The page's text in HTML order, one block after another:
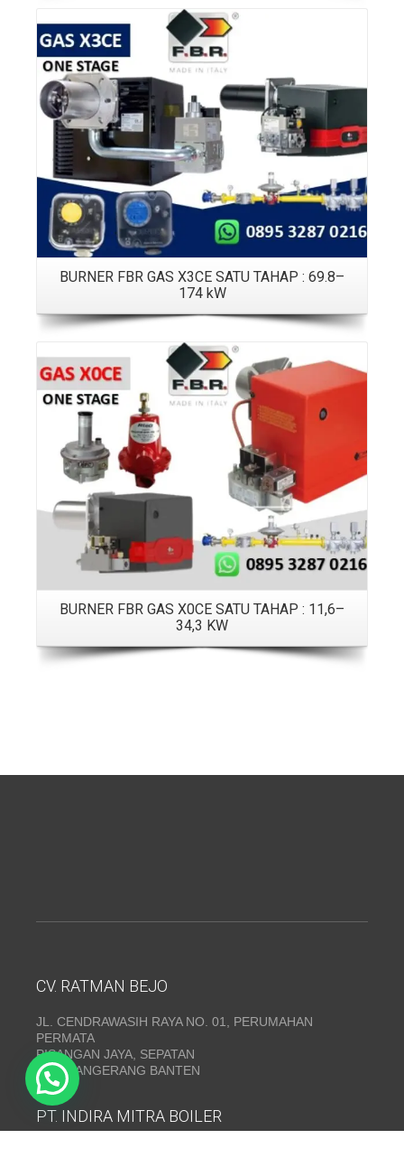
Details
BURNER FBR GAS X3CE SATU TAHAP : 69.8–
174 kW
Details
BURNER FBR GAS X0CE SATU TAHAP : 11,6–
34,3 KW
CV. RATMAN BEJO
JL. CENDRAWASIH RAYA NO. 01, PERUMAHAN
PERMATA
PISANGAN JAYA, SEPATAN
KAB. TANGERANG BANTEN
PT. INDIRA MITRA BOILER